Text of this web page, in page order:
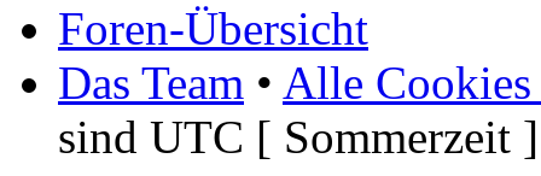
Foren-Übersicht
Das Team • Alle Cookies
sind UTC [ Sommerzeit ]